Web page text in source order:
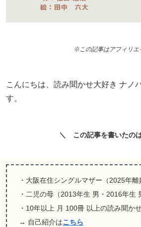
※この記事はアフィリエ
こんにちは、読み聞かせ大好き ナノ
す。
＼ この記事を書いたの
・大阪在住シングルマザー（2025年離
・二児の母（2013年生 男・2016年生
・10年以上 月 100冊 以上の読み聞か
→ 自己紹介はこちら